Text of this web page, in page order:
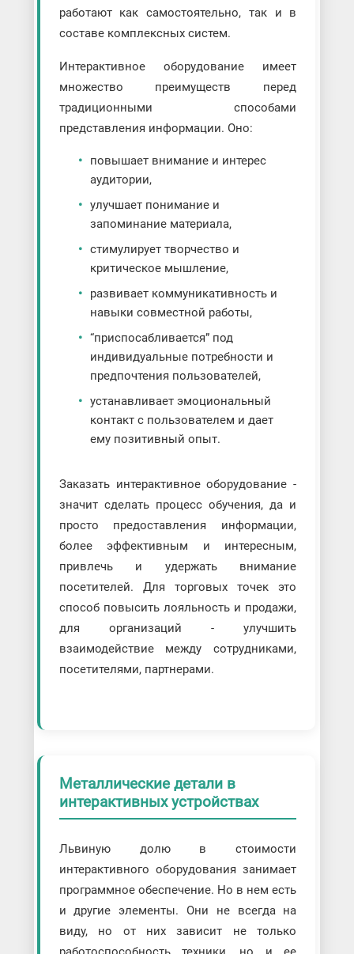
работают как самостоятельно, так и в
составе комплексных систем.
Интерактивное оборудование имеет
множество преимуществ перед
традиционными способами
представления информации. Оно:
повышает внимание и интерес
аудитории,
улучшает понимание и
запоминание материала,
стимулирует творчество и
критическое мышление,
развивает коммуникативность и
навыки совместной работы,
“приспосабливается” под
индивидуальные потребности и
предпочтения пользователей,
устанавливает эмоциональный
контакт с пользователем и дает
ему позитивный опыт.
Заказать интерактивное оборудование -
значит сделать процесс обучения, да и
просто предоставления информации,
более эффективным и интересным,
привлечь и удержать внимание
посетителей. Для торговых точек это
способ повысить лояльность и продажи,
для организаций - улучшить
взаимодействие между сотрудниками,
посетителями, партнерами.
Металлические детали в
интерактивных устройствах
Львиную долю в стоимости
интерактивного оборудования занимает
программное обеспечение. Но в нем есть
и другие элементы. Они не всегда на
виду, но от них зависит не только